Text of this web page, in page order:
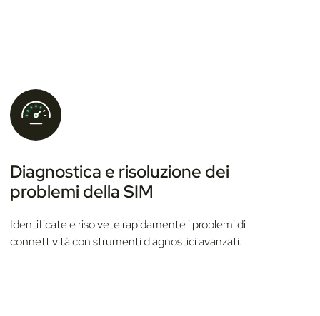
Diagnostica e risoluzione dei
problemi della SIM
Identificate e risolvete rapidamente i problemi di
connettività con strumenti diagnostici avanzati.